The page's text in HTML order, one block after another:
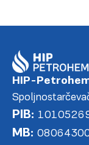
HIP-
PIB:
MB: